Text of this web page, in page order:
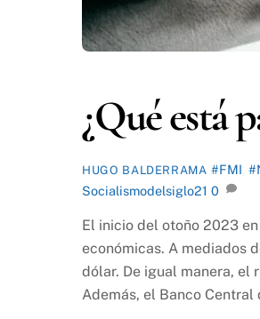
¿Qué está
HUGO BALDERRAMA #FMI
Socialismodelsiglo21 0
El inicio del otoño 2023
económicas. A mediados
dólar. De igual manera, el
Además, el Banco Central